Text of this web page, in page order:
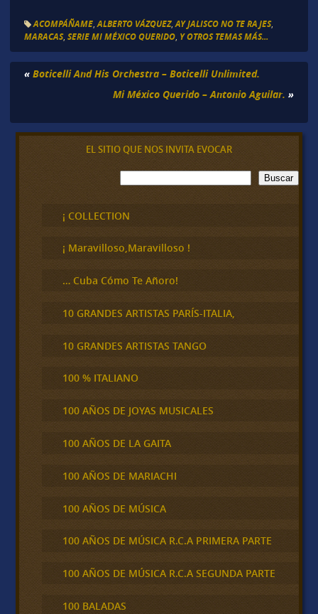
ACOMPÁÑAME, ALBERTO VÁZQUEZ, AY JALISCO NO TE RAJES,
MARACAS, SERIE MI MÉXICO QUERIDO, Y OTROS TEMAS MÁS...
« Boticelli And His Orchestra – Boticelli Unlimited.
Mi México Querido – Antonio Aguilar. »
EL SITIO QUE NOS INVITA EVOCAR
B
u
c
a
Buscar
¡ COLLECTION
¡ Maravilloso,Maravilloso !
… Cuba Cómo Te Añoro!
10 GRANDES ARTISTAS PARÍS-ITALIA,
10 GRANDES ARTISTAS TANGO
100 % ITALIANO
100 AÑOS DE JOYAS MUSICALES
100 AÑOS DE LA GAITA
100 AÑOS DE MARIACHI
100 AÑOS DE MÚSICA
100 AÑOS DE MÚSICA R.C.A PRIMERA PARTE
100 AÑOS DE MÚSICA R.C.A SEGUNDA PARTE
100 BALADAS